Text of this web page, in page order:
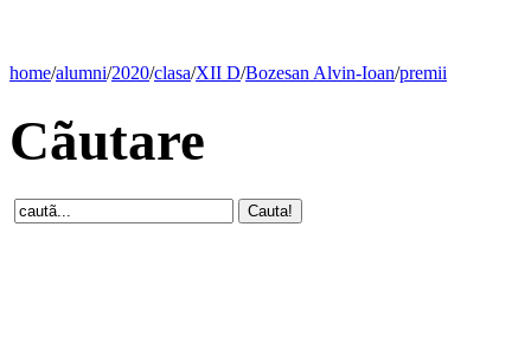
home/alumni/2020/clasa/XII D/Bozesan Alvin-Ioan/premii
Cãutare